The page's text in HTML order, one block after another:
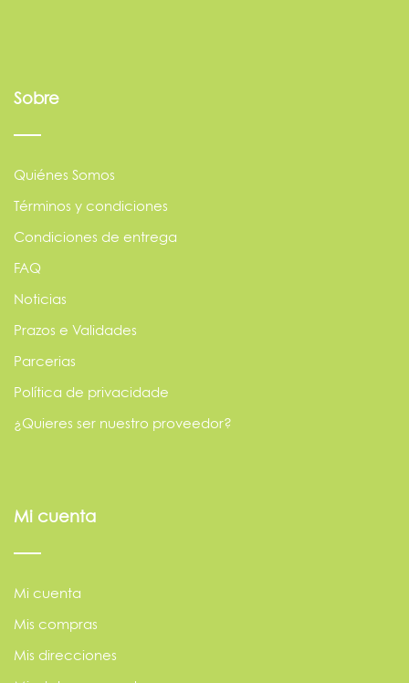
Sobre
Quiénes Somos
Términos y condiciones
Condiciones de entrega
FAQ
Noticias
Prazos e Validades
Parcerias
Política de privacidade
¿Quieres ser nuestro proveedor?
Mi cuenta
Mi cuenta
Mis compras
Mis direcciones